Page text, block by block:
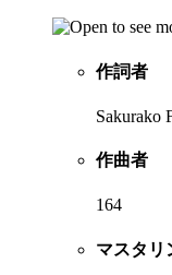
作詞者
Sakurako
作曲者
164
マスタリ